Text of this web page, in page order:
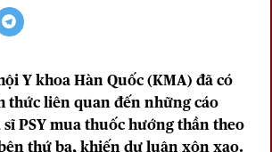
Y khoa Hàn Quốc (KMA) đã có
thức liên quan đến những cáo
sĩ PSY mua thuốc hướng thần theo
thứ ba, khiến dư luận xôn xao.